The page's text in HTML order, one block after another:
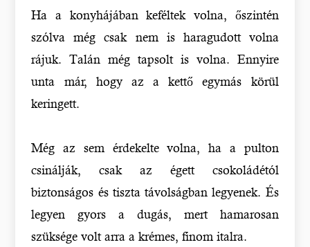
Ha a konyhájában keféltek volna, őszintén
szólva még csak nem is haragudott volna
rájuk. Talán még tapsolt is volna. Ennyire
unta már, hogy az a kettő egymás körül
keringett.
Még az sem érdekelte volna, ha a pulton
csinálják, csak az égett csokoládétól
biztonságos és tiszta távolságban legyenek. És
legyen gyors a dugás, mert hamarosan
szüksége volt arra a krémes, finom italra.